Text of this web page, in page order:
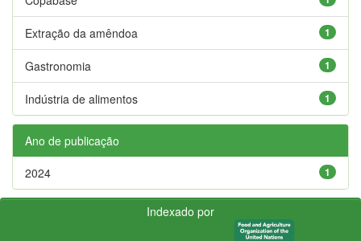
1
Extração da amêndoa
1
Gastronomia
1
Indústria de alimentos
Ano de publicação
1
2024
Indexado por